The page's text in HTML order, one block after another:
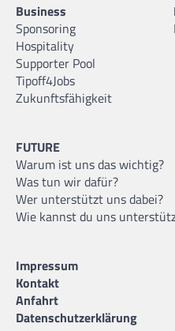
Business
Sponsoring
Hospitality
Supporter Pool
Tipoff4Jobs
Zukunftsfähigkeit
FUTURE
Warum ist uns das wichtig?
Was tun wir dafür?
Wer unterstützt uns dabei?
Wie kannst du uns
Impressum
Kontakt
Anfahrt
Datenschutzerklärung